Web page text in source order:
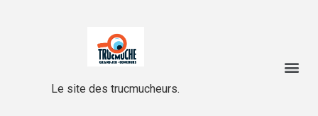
Le site des trucmucheurs.